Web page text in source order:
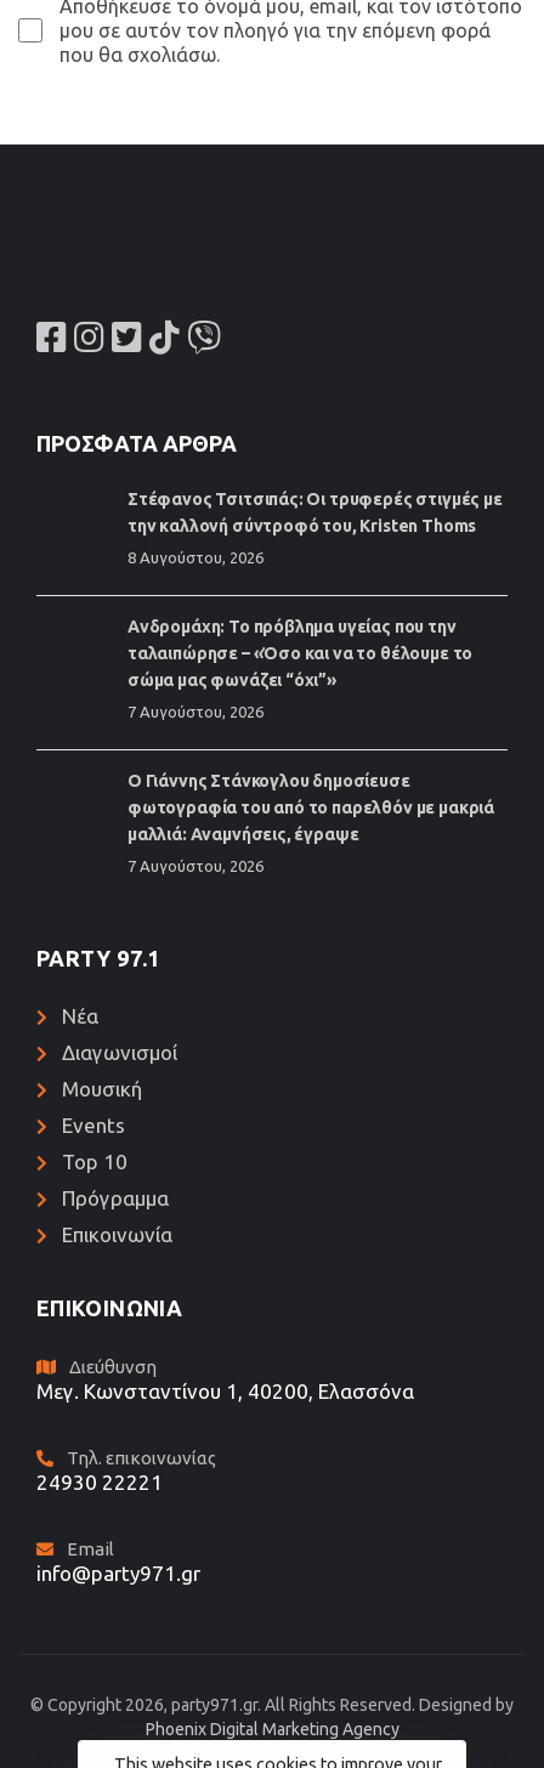
Αποθήκευσε το όνομά μου, email, και τον ιστότοπο
μου σε αυτόν τον πλοηγό για την επόμενη φορά
που θα σχολιάσω.
ΠΡΌΣΦΑΤΑ ΆΡΘΡΑ
Στέφανος Τσιτσιπάς: Οι τρυφερές στιγμές με
την καλλονή σύντροφό του, Kristen Thoms
8 Αυγούστου, 2026
Ανδρομάχη: Το πρόβλημα υγείας που την
ταλαιπώρησε – «Όσο και να το θέλουμε το
σώμα μας φωνάζει “όχι”»
7 Αυγούστου, 2026
Ο Γιάννης Στάνκογλου δημοσίευσε
φωτογραφία του από το παρελθόν με μακριά
μαλλιά: Αναμνήσεις, έγραψε
7 Αυγούστου, 2026
PARTY 97.1
Νέα
Διαγωνισμοί
Μουσική
Events
Top 10
Πρόγραμμα
Επικοινωνία
ΕΠΙΚΟΙΝΩΝΊΑ
Διεύθυνση
Μεγ. Κωνσταντίνου 1, 40200, Ελασσόνα
Τηλ. επικοινωνίας
24930 22221
Email
info@party971.gr
© Copyright 2026, party971.gr. All Rights Reserved. Designed by
Phoenix Digital Marketing Agency